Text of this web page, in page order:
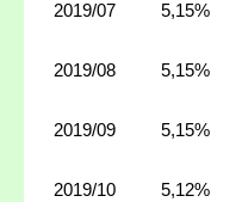
2019/07 5,15%
2019/08 5,15%
2019/09 5,15%
2019/10 5,12%